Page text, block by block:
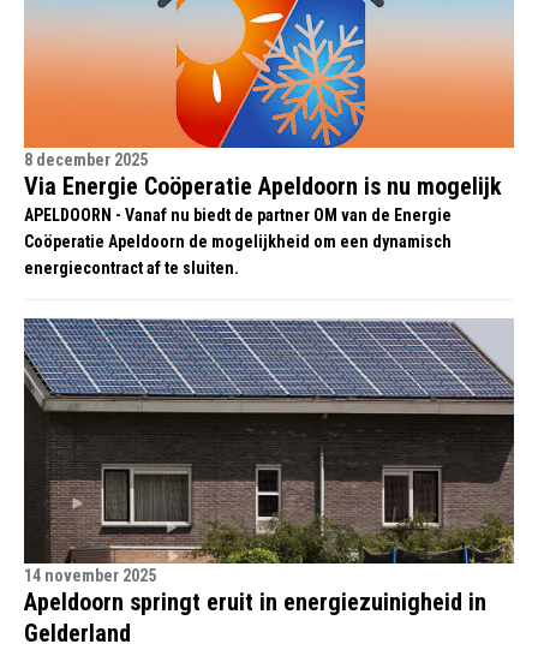
8 december 2025
Via Energie Coöperatie Apeldoorn is nu mogelijk
APELDOORN - Vanaf nu biedt de partner OM van de Energie
Coöperatie Apeldoorn de mogelijkheid om een dynamisch
energiecontract af te sluiten.
14 november 2025
Apeldoorn springt eruit in energiezuinigheid in
Gelderland